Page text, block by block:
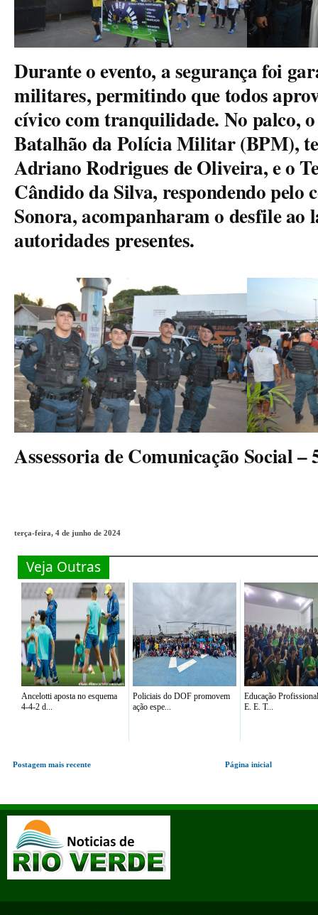
Durante o evento, a segurança foi
militares, permitindo que todos
cívico com tranquilidade. No palco, o
Batalhão da Polícia Militar (BPM),
Adriano Rodrigues de Oliveira, e o
Cândido da Silva, respondendo pelo
Sonora, acompanharam o desfile ao
autoridades presentes.
Assessoria de Comunicação Social –
terça-feira, 4 de junho de 2024
Veja Outras
Ancelotti aposta no esquema
4-4-2 d...
Policiais do DOF promovem
ação espe...
Educação
E. E. T...
Postagem mais recente Página inicial